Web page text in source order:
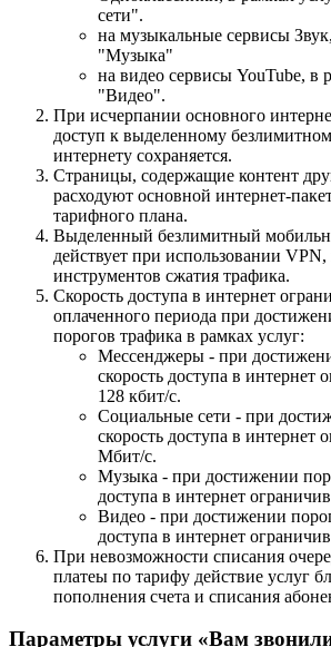
сети".
на музыкальные сервисы
"Музыка"
на видео сервисы YouTube, в
"Видео".
При исчерпании основного
доступ к выделенному
интернету сохраняется.
Страницы, содержащие контент
расходуют основной интернет-
тарифного плана.
Выделенный безлимитный
действует при использовании
инструментов сжатия трафика.
Скорость доступа в интернет
оплаченного периода при
порогов трафика в рамках услуг:
Мессенджеры - при
скорость доступа в интернет
128 кбит/с.
Социальные сети - при
скорость доступа в интернет
Мбит/с.
Музыка - при достижении
доступа в интернет
Видео - при достижении
доступа в интернет
При невозможности списания
платеы по тарифу действие услуг
пополнения счета и списания
Параметры услуги «Вам